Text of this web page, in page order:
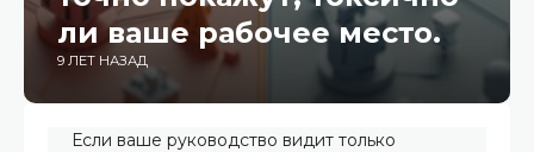
ли ваше рабочее место.
9 ЛЕТ НАЗАД
Если ваше руководство видит только